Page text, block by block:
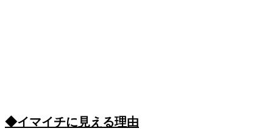
◆イマイチに見える理由